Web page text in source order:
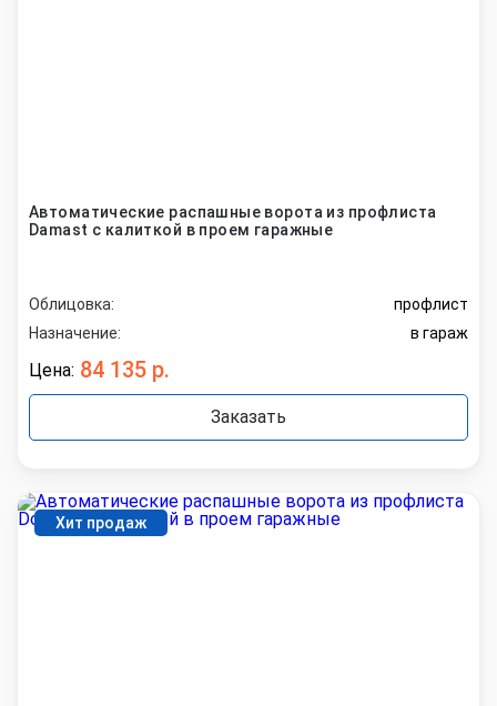
Автоматические распашные ворота из профлиста
Damast с калиткой в проем гаражные
Облицовка:
профлист
Назначение:
в гараж
Цена: 84 135 р.
Заказать
Хит продаж